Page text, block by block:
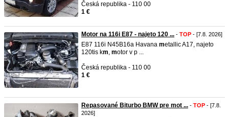
Česká republika - 110 00
1 €
Motor na 116i E87 - najeto 120 ... - TOP - [7.8. 2026]
E87 116i N45B16a Havana metallic A17, najeto
120tis km, motor v p ...
Česká republika - 110 00
1 €
Repasované Biturbo BMW pre mot ... - TOP - [7.8.
2026]